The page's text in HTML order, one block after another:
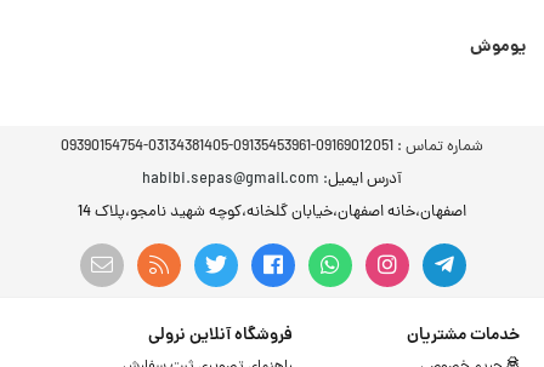
یوموش
شماره تماس : 09169012051-09135453961-03134381405-09390154754
آدرس ایمیل: habibi.sepas@gmail.com
اصفهان،خانه اصفهان،خیابان گلخانه،کوچه شهید نامجو،پلاک 14
خدمات مشتریان فروشگاه آنلاین نرولی